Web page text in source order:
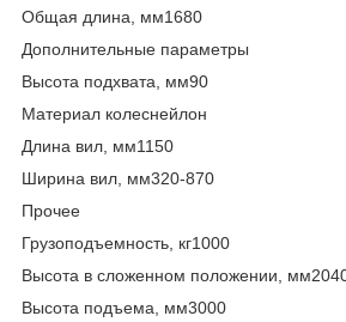
Общая длина, мм1680
Дополнительные параметры
Высота подхвата, мм90
Материал колеснейлон
Длина вил, мм1150
Ширина вил, мм320-870
Прочее
Грузоподъемность, кг1000
Высота в сложенном положении,
Высота подъема, мм3000